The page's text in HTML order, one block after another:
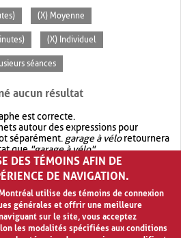
(X) Moyenne
(X) Individuel
séances
aucun résultat
est correcte.
autour des expressions pour
séparément. garage à véloretournera
que"garage à vélo".
recherche avec OR.garage OR vélo
de résultat quegarage à vélo
DES TÉMOINS AFIN DE
DE NAVIGATION.
utilise des témoins de connexion
générales et offrir une meilleure
sur le site, vous acceptez
les modalités spécifiées aux conditions